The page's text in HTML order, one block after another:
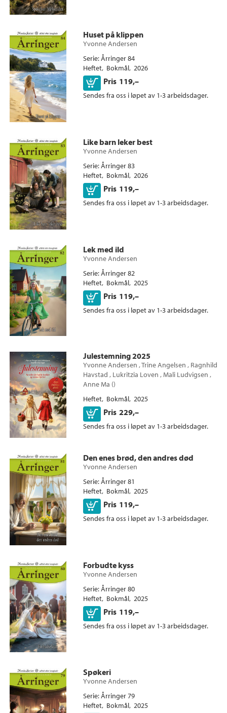
Huset på klippen
Yvonne Andersen
Serie Årringer 84
Heftet Bokmål 2026
Pris 119,–
Kjøp
Sendes fra oss i løpet av 1-3 arbeidsdager.
Like barn leker best
Yvonne Andersen
Serie Årringer 83
Heftet Bokmål 2026
Pris 119,–
Kjøp
Sendes fra oss i løpet av 1-3 arbeidsdager.
Lek med ild
Yvonne Andersen
Serie Årringer 82
Heftet Bokmål 2025
Pris 119,–
Kjøp
Sendes fra oss i løpet av 1-3 arbeidsdager.
Julestemning 2025
Yvonne Andersen ,Trine Angelsen , Ragnhild
Havstad , Lukritzia Loven ,Mali Ludvigsen ,
Anne Ma ()
Heftet Bokmål 2025
Pris 229,–
Kjøp
Sendes fra oss i løpet av 1-3 arbeidsdager.
Den enes brød, den andres død
Yvonne Andersen
Serie Årringer 81
Heftet Bokmål 2025
Pris 119,–
Kjøp
Sendes fra oss i løpet av 1-3 arbeidsdager.
Forbudte kyss
Yvonne Andersen
Serie Årringer 80
Heftet Bokmål 2025
Pris 119,–
Kjøp
Sendes fra oss i løpet av 1-3 arbeidsdager.
Spøkeri
Yvonne Andersen
Serie Årringer 79
Heftet Bokmål 2025